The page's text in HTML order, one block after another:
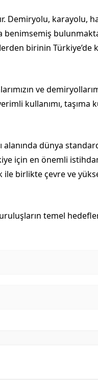
Demiryolu, karayolu,
birinin Türkiye’de
ve
kullanımı, taşıma
alanında dünya
için en önemli
birlikte çevre ve
temel